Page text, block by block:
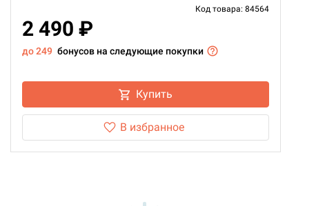
Код товара: 84564
2 490 ₽
до 249 бонусов на следующие покупки
Купить
В избранное